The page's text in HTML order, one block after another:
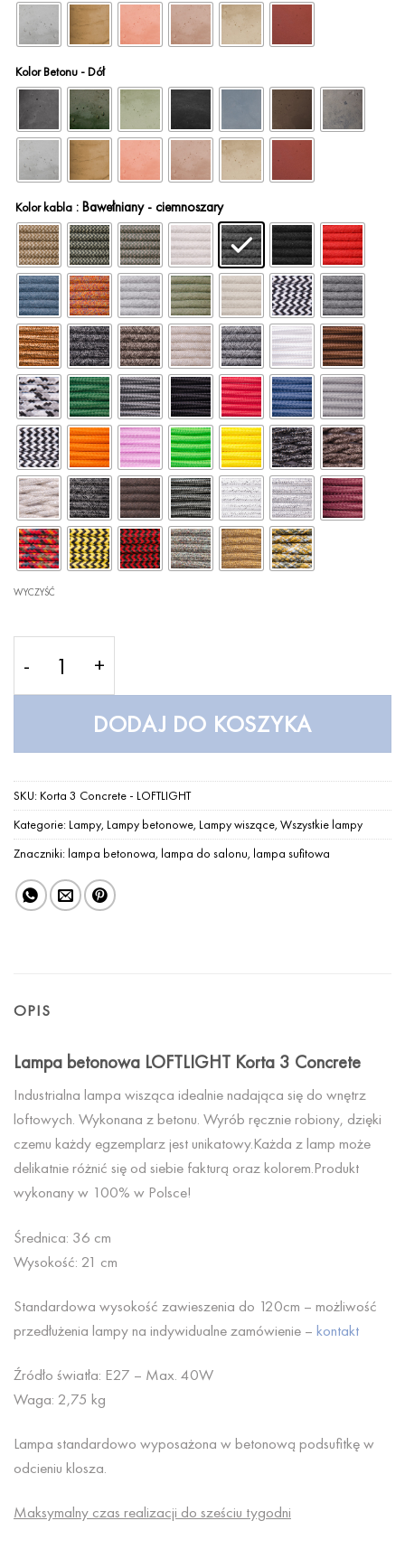
Kolor Betonu - Dół
Kolor kabla : Bawełniany - ciemnoszary
WYCZYŚĆ
DODAJ DO KOSZYKA
SKU: Korta 3 Concrete - LOFTLIGHT
Kategorie: Lampy, Lampy betonowe, Lampy wiszące, Wszystkie lampy
Znaczniki: lampa betonowa, lampa do salonu, lampa sufitowa
OPIS
Lampa betonowa LOFTLIGHT Korta 3 Concrete
Industrialna lampa wisząca idealnie nadająca się do wnętrz
loftowych. Wykonana z betonu. Wyrób ręcznie robiony, dzięki
czemu każdy egzemplarz jest unikatowy.Każda z lamp może
delikatnie różnić się od siebie fakturą oraz kolorem.Produkt
wykonany w 100% w Polsce!
Średnica: 36 cm
Wysokość: 21 cm
Standardowa wysokość zawieszenia do 120cm – możliwość
przedłużenia lampy na indywidualne zamówienie – kontakt
Źródło światła: E27 – Max. 40W
Waga: 2,75 kg
Lampa standardowo wyposażona w betonową podsufitkę w
odcieniu klosza.
Maksymalny czas realizacji do sześciu tygodni